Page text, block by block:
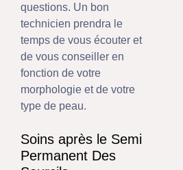
questions. Un bon
technicien prendra le
temps de vous écouter et
de vous conseiller en
fonction de votre
morphologie et de votre
type de peau.
Soins après le Semi
Permanent Des